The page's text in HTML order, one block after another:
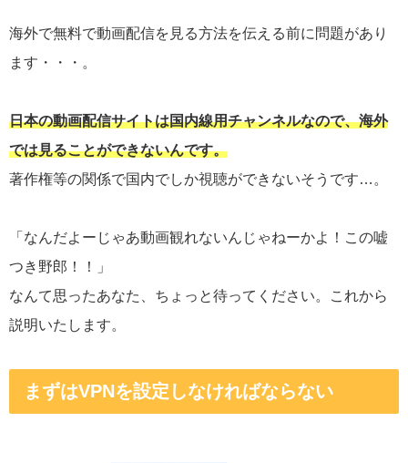
海外で無料で動画配信を見る方法を伝える前に問題があり
ます・・・。
日本の動画配信サイトは国内線用チャンネルなので、海外
では見ることができないんです。
著作権等の関係で国内でしか視聴ができないそうです…。
「なんだよーじゃあ動画観れないんじゃねーかよ！この嘘
つき野郎！！」
なんて思ったあなた、ちょっと待ってください。これから
説明いたします。
まずはVPNを設定しなければならない